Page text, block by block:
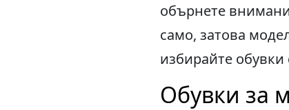
обърнете
само, затова
избирайте
Обувки за